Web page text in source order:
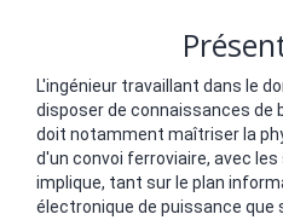
L'ingénieur travaillant dans le
disposer de connaissances de
doit notamment maîtriser la
d'un convoi ferroviaire, avec
implique, tant sur le plan
électronique de puissance que